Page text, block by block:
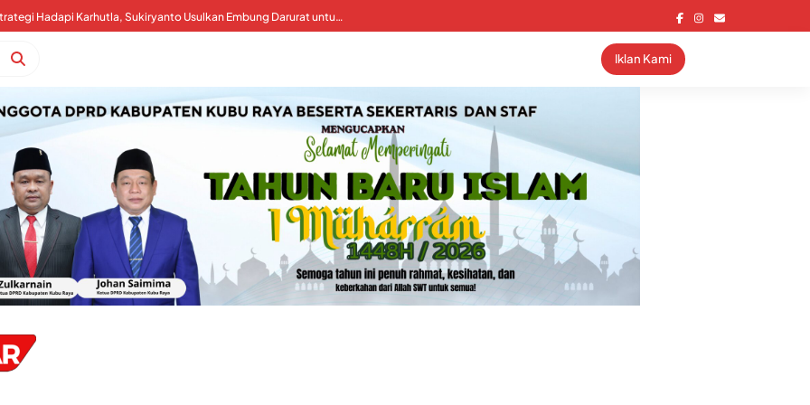
Kubu Raya Perkuat Strategi Hadapi Karhutla, Sukiryanto Usulkan Embung Darurat untuk Percepat Pemadaman
Kalimantan Darurat Asap, WALHI: Pemerintah Harus Koreksi Tata Kelola Perizinan dan Tagih Tanggung Jawab Korporasi
Iklan Kami